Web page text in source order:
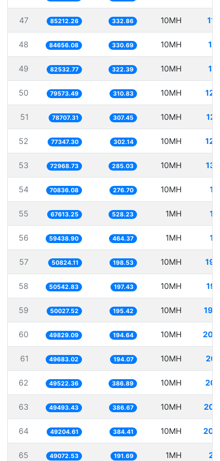
47 85212.26 332.86 10MH
48 84656.08 330.69 10MH
49 82532.77 322.39 10MH
50 79573.49 310.83 10MH
51 78707.31 307.45 10MH
52 77347.30 302.14 10MH
53 72968.73 285.03 10MH
54 70836.08 276.70 10MH
55 67613.25 528.23 1MH
56 59438.90 464.37 1MH
57 50824.11 198.53 10MH
58 50542.83 197.43 10MH
59 50027.52 195.42 10MH
60 49829.09 194.64 10MH
61 49683.02 194.07 10MH
62 49522.36 386.89 10MH
63 49493.43 386.67 10MH
64 49204.61 384.41 10MH
65 49072.53 191.69 1MH